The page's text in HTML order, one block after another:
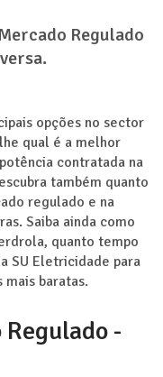
Regulado
opções no sector
qual é a melhor
contratada na
também quanto
regulado e na
Saiba ainda como
quanto tempo
SU Eletricidade para
baratas.
-